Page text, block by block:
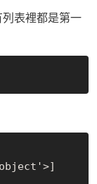
列表裡都是第一